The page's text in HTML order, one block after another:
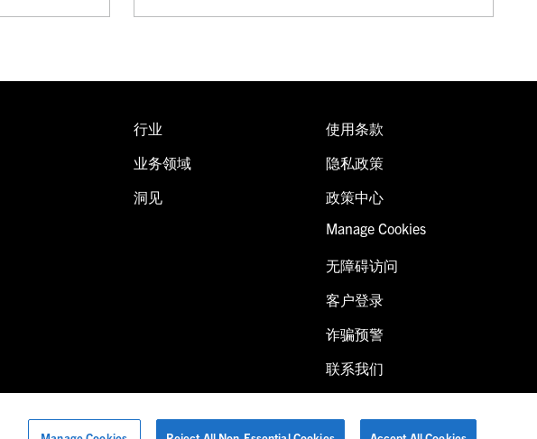
行业
业务领域
洞见
使用条款
隐私政策
政策中心
Manage Cookies
无障碍访问
客户登录
诈骗预警
联系我们